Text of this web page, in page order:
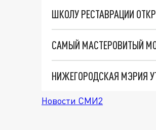
ШКОЛУ РЕСТАВРАЦИИ
НИЖЕГОРОДСКАЯ МЭРИЯ
Новости СМИ2